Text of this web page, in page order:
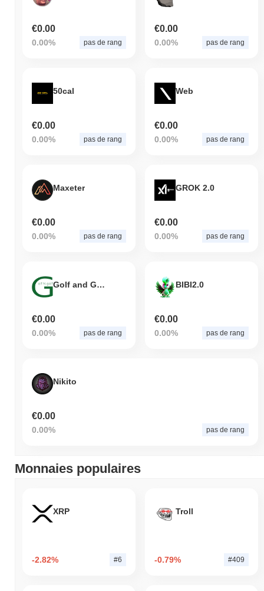
€0.00
0.00% pas de rang
€0.00
0.00% pas de rang
50cal
€0.00
0.00% pas de rang
Web
€0.00
0.00% pas de rang
Maxeter
€0.00
0.00% pas de rang
GROK 2.0
€0.00
0.00% pas de rang
Golf and Golf
€0.00
0.00% pas de rang
BIBI2.0
€0.00
0.00% pas de rang
Nikito
€0.00
0.00% pas de rang
Monnaies populaires
XRP
-2.82% #6
Troll
-0.79% #409